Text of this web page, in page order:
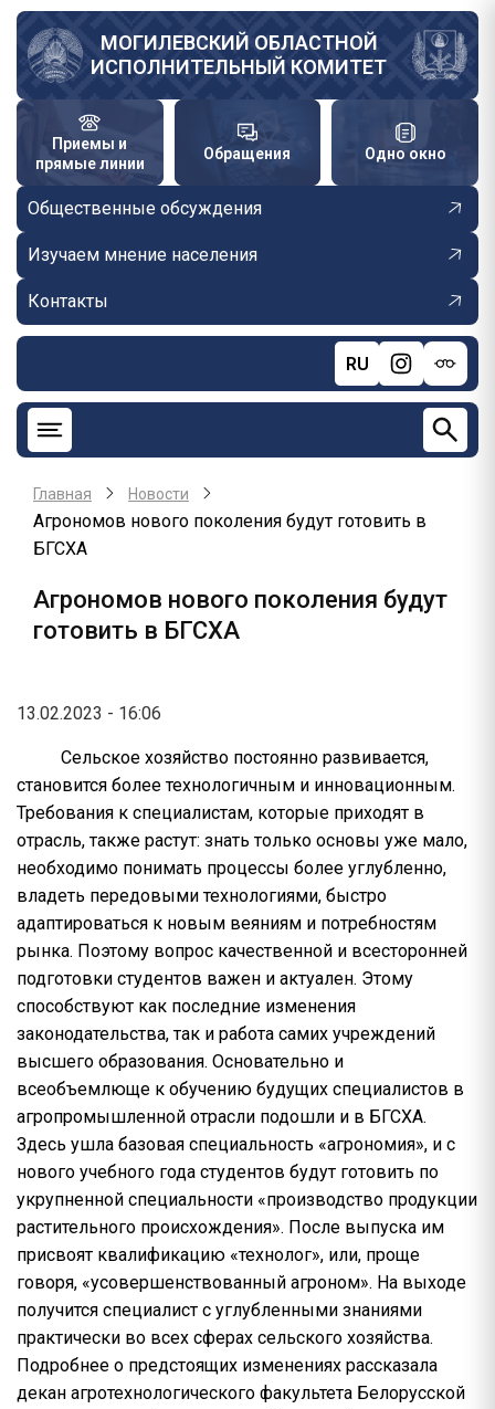
Перейти
основному
содержанию
МОГИЛЕВСКИЙ ОБЛАСТНОЙ
ИСПОЛНИТЕЛЬНЫЙ КОМИТЕТ
Приемы и
прямые линии
Обращения Одно окно
Общественные обсуждения
Изучаем мнение населения
Контакты
RU
Главная Новости
Агрономов нового поколения будут готовить в
БГСХА
Агрономов нового поколения будут
готовить в БГСХА
13.02.2023 - 16:06
Сельское хозяйство постоянно развивается,
становится более технологичным и инновационным.
Требования к специалистам, которые приходят в
отрасль, также растут: знать только основы уже мало,
необходимо понимать процессы более углубленно,
владеть передовыми технологиями, быстро
адаптироваться к новым веяниям и потребностям
рынка. Поэтому вопрос качественной и всесторонней
подготовки студентов важен и актуален. Этому
способствуют как последние изменения
законодательства, так и работа самих учреждений
высшего образования. Основательно и
всеобъемлюще к обучению будущих специалистов в
агропромышленной отрасли подошли и в БГСХА.
Здесь ушла базовая специальность «агрономия», и с
нового учебного года студентов будут готовить по
укрупненной специальности «производство продукции
растительного происхождения». После выпуска им
присвоят квалификацию «технолог», или, проще
говоря, «усовершенствованный агроном». На выходе
получится специалист с углубленными знаниями
практически во всех сферах сельского хозяйства.
Подробнее о предстоящих изменениях рассказала
декан агротехнологического факультета Белорусской